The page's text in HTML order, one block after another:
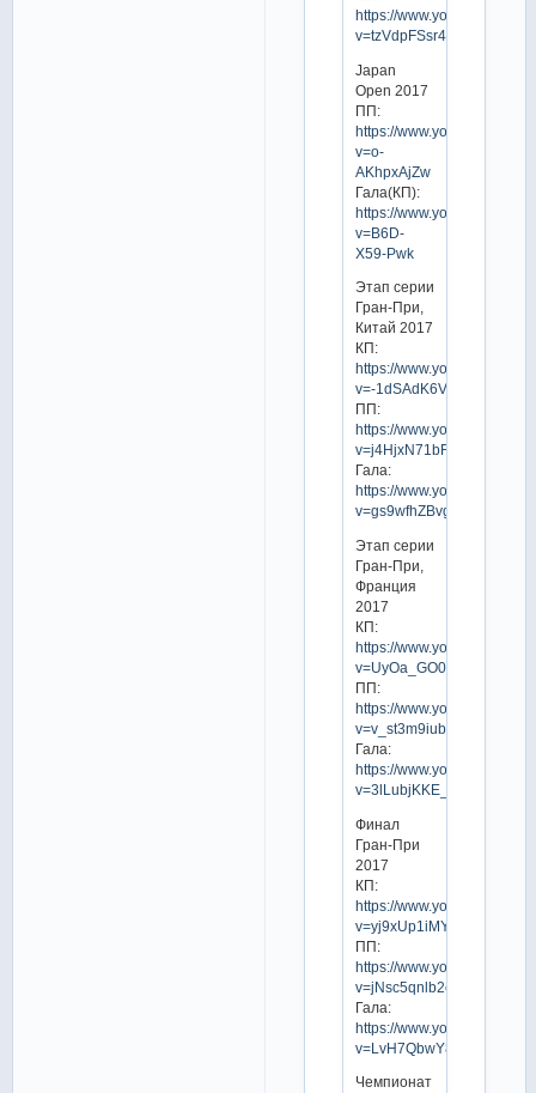
https://www.youtube.com/
v=tzVdpFSsr4k
Japan
Open 2017
ПП:
https://www.youtube.com/
v=o-
AKhpxAjZw
Гала(КП):
https://www.youtube.com/
v=B6D-
X59-Pwk
Этап серии
Гран-При,
Китай 2017
КП:
https://www.youtube.com/
v=-1dSAdK6Vq8
ПП:
https://www.youtube.com/
v=j4HjxN71bFw
Гала:
https://www.youtube.com/
v=gs9wfhZBvgY
Этап серии
Гран-При,
Франция
2017
КП:
https://www.youtube.com/
v=UyOa_GO0hOE
ПП:
https://www.youtube.com/
v=v_st3m9iubI
Гала:
https://www.youtube.com/
v=3lLubjKKE_Y
Финал
Гран-При
2017
КП:
https://www.youtube.com/
v=yj9xUp1iMYk
ПП:
https://www.youtube.com/
v=jNsc5qnlb2c
Гала:
https://www.youtube.com/
v=LvH7QbwY8ow
Чемпионат